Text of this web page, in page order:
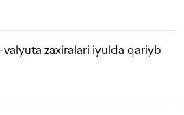
zaxiralari iyulda qariyb